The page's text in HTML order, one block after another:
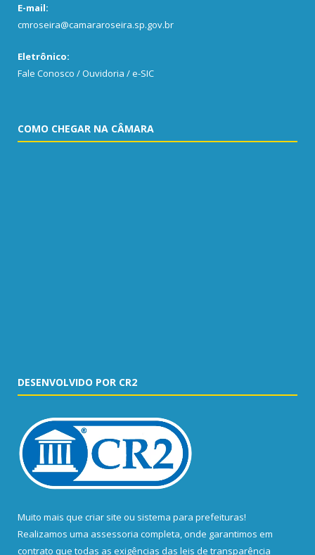
E-mail:
cmroseira@camararoseira.sp.gov.br
Eletrônico:
Fale Conosco / Ouvidoria / e-SIC
COMO CHEGAR NA CÂMARA
DESENVOLVIDO POR CR2
Muito mais que criar site ou sistema para prefeituras!
Realizamos uma assessoria completa, onde garantimos em
contrato que todas as exigências das leis de transparência